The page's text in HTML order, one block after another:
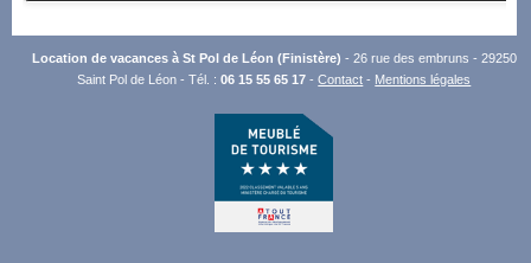
Location de vacances à St Pol de Léon (Finistère) - 26 rue des embruns - 29250
Saint Pol de Léon - Tél. :06 15 55 65 17 -Contact - Mentions légales